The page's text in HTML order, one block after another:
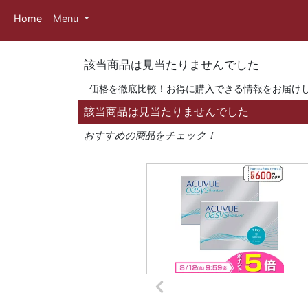
Home Menu
該当商品は見当たりませんでした
価格を徹底比較！お得に購入できる情報をお届け
該当商品は見当たりませんでした
おすすめの商品をチェック！